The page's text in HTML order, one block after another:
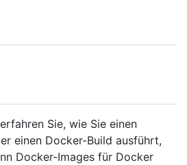
Sie, wie Sie einen
einen Docker-Build ausführt,
Docker-Images für Docker